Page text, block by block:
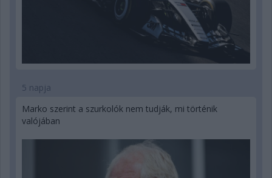
5 napja
Marko szerint a szurkolók nem tudják, mi történik
valójában